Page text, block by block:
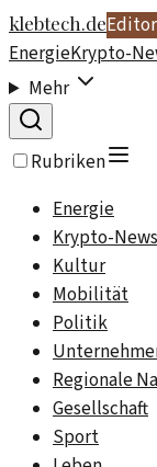
klebtech.de
EnergieKrypto-
Mehr
Rubriken
Energie
Krypto-News
Kultur
Mobilität
Politik
Regionale
Gesellschaft
Sport